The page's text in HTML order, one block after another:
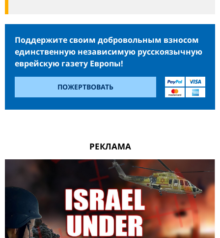
Поддержите своим добровольным взносом
единственную независимую русскоязычную
еврейскую газету Европы!
ПОЖЕРТВОВАТЬ
РЕКЛАМА